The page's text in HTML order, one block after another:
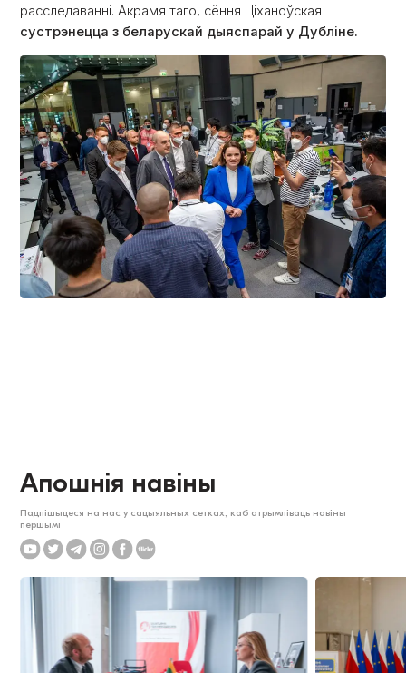
расследаванні. Акрамя таго, сёння Ціханоўская
сустрэнецца з беларускай дыяспарай у Дубліне.
Апошнія навіны
Падпішыцеся на нас у сацыяльных сетках, каб атрымліваць навіны
першымі